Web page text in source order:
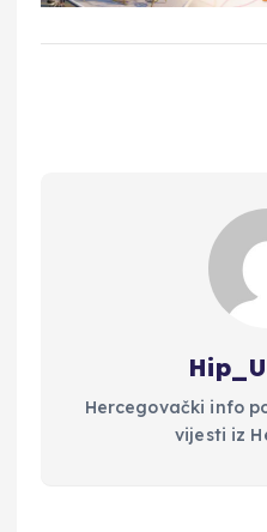
Hercegovački info
vijesti iz